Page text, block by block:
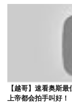
【越哥】速看奥斯
上帝都会拍手叫好！